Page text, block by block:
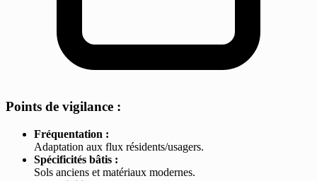
Points de vigilance :
Fréquentation :
Adaptation aux flux résidents/usagers.
Spécificités bâtis :
Sols anciens et matériaux modernes.